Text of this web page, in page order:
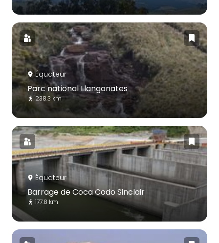
Équateur
Parc national Llanganates
238.3 km
Équateur
Barrage de Coca Codo Sinclair
177.8 km